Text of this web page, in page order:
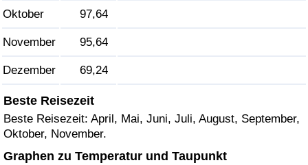
Oktober 97,64
November 95,64
Dezember 69,24
Beste Reisezeit
Beste Reisezeit: April, Mai, Juni, Juli, August, September,
Oktober, November.
Graphen zu Temperatur und Taupunkt